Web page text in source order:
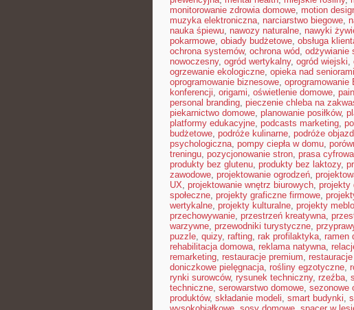
monitorowanie zdrowia domowe, motion
muzyka elektroniczna, narciarstwo biegowe,
nauka śpiewu, nawozy naturalne, nawyki
pokarmowe, obiady budżetowe, obsługa
ochrona systemów, ochrona wód, odżywianie
nowoczesny, ogród wertykalny, ogród wiejski,
ogrzewanie ekologiczne, opieka nad seniorami
oprogramowanie biznesowe, oprogramowanie
konferencji, origami, oświetlenie domowe,
personal branding, pieczenie chleba na
piekarnictwo domowe, planowanie posiłków,
platformy edukacyjne, podcasts marketing,
budżetowe, podróże kulinarne, podróże
psychologiczna, pompy ciepła w domu,
treningu, pozycjonowanie stron, prasa cyfrowa
produkty bez glutenu, produkty bez laktozy,
zawodowe, projektowanie ogrodzeń,
UX, projektowanie wnętrz biurowych, projekty
społeczne, projekty graficzne firmowe,
wertykalne, projekty kulturalne, projekty
przechowywanie, przestrzeń kreatywna,
warzywne, przewodniki turystyczne,
puzzle, quizy, rafting, rak profilaktyka, ramen
rehabilitacja domowa, reklama natywna,
remarketing, restauracje premium,
doniczkowe pielęgnacja, rośliny egzotyczne,
rynki surowców, rysunek techniczny, rzeźba,
techniczne, serowarstwo domowe, sezonowe
produktów, składanie modeli, smart budynki,